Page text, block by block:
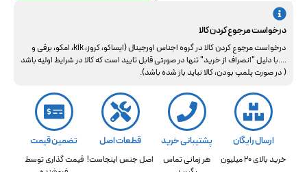
درخواست مرجوع کردن کالا
درخواست مرجوع کردن کالا در گروه اجناس اورجینال (ایساکو، کروز، kik، امکو، برقی و
....با دلیل "انصراف از خرید" تنها در صورتی قابل تایید است که کالا در شرایط اولیه باشد
( در صورت پلمپ بودن، کالا نباید باز شده باشد).
ارسال رایگان
خرید بالای 20 میلیون
پشتیبانی خرید
هر زمانی تماس
قطعات اصل
اصل جنس اینجاست!
تضمین قیمت
قیمت گذاری توسط